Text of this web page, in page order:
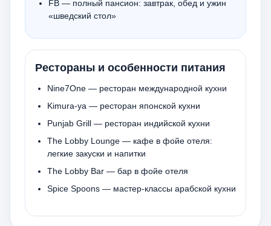
FB — полный пансион: завтрак, обед и ужин
«шведский стол»
Рестораны и особенности питания
Nine7One — ресторан международной кухни
Kimura-ya — ресторан японской кухни
Punjab Grill — ресторан индийской кухни
The Lobby Lounge — кафе в фойе отеля:
легкие закуски и напитки
The Lobby Bar — бар в фойе отеля
Spice Spoons — мастер-классы арабской кухни